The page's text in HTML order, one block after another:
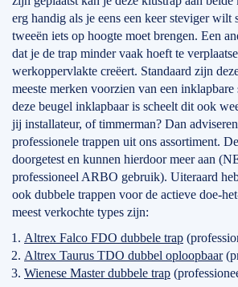
erg handig als je eens een keer steviger wilt
tweeën iets op hoogte moet brengen. Een
dat je de trap minder vaak hoeft te
werkoppervlakte creëert. Standaard zijn
meeste merken voorzien van een
deze beugel inklapbaar is scheelt dit ook
jij installateur, of timmerman? Dan
professionele trappen uit ons assortiment.
doorgetest en kunnen hierdoor meer aan
professioneel ARBO gebruik). Uiteraard
ook dubbele trappen voor de actieve doe-
meest verkochte types zijn:
Altrex Falco FDO dubbele trap
Altrex Taurus TDO dubbel oploopbaar
Wienese Master dubbele trap